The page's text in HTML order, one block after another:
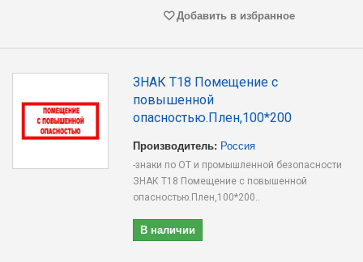
Добавить в избранное
ЗНАК T18 Помещение с
повышенной
опасностью.Плен,100*200
Производитель: Россия
-знаки по ОТ и промышленной безопасности
ЗНАК T18 Помещение с повышенной
опасностью.Плен,100*200..
В наличии